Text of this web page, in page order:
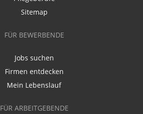
Sitemap
FÜR BEWERBENDE
Jobs suchen
Firmen entdecken
Mein Lebenslauf
FÜR ARBEITGEBENDE